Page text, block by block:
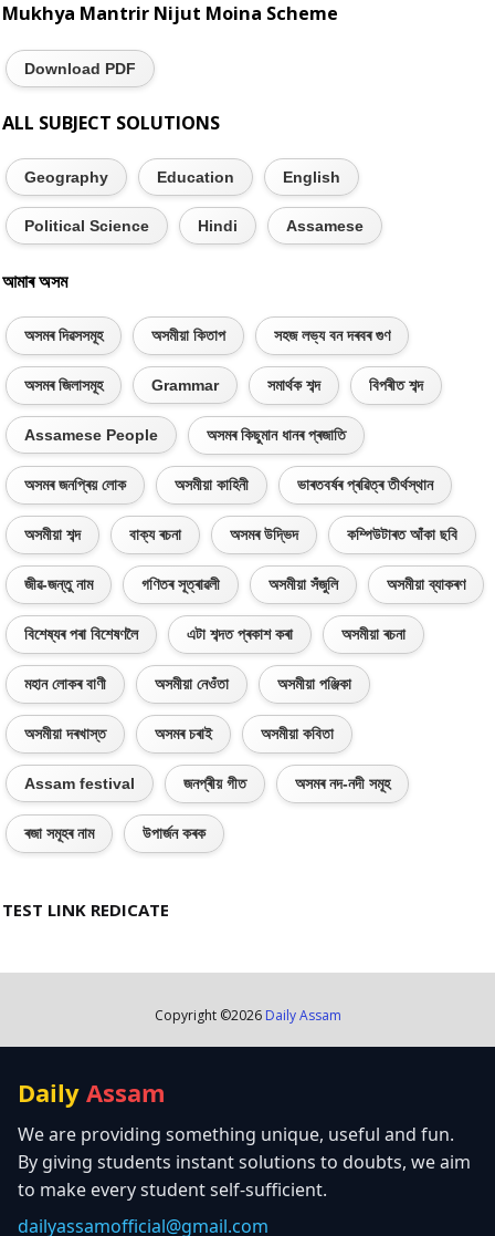
Mukhya Mantrir Nijut Moina Scheme
Download PDF
ALL SUBJECT SOLUTIONS
Geography Education English
Political Science Hindi Assamese
আমাৰ অসম
অসমৰ দিৱসসমূহ অসমীয়া কিতাপ সহজ লভ্য বন দৰবৰ গুণ
অসমৰ জিলাসমূহ Grammar সমাৰ্থক শব্দ বিপৰীত শব্দ
Assamese People অসমৰ কিছুমান ধানৰ প্ৰজাতি
অসমৰ জনপ্ৰিয় লোক অসমীয়া কাহিনী ভাৰতবৰ্ষৰ প্ৰৱিত্ৰ তীৰ্থস্থান
অসমীয়া শব্দ বাক্য ৰচনা অসমৰ উদ্ভিদ কম্পিউটাৰত আঁকা ছবি
জীৱ-জন্তু নাম গণিতৰ সূত্ৰাৱলী অসমীয়া সঁজুলি অসমীয়া ব্যাকৰণ
বিশেষ্যৰ পৰা বিশেষণলৈ এটা শব্দত প্ৰকাশ কৰা অসমীয়া ৰচনা
মহান লোকৰ বাণী অসমীয়া নেওঁতা অসমীয়া পঞ্জিকা
অসমীয়া দৰখাস্ত অসমৰ চৰাই অসমীয়া কবিতা
Assam festival জনপ্ৰীয় গীত অসমৰ নদ-নদী সমূহ
ৰজা সমূহৰ নাম উপাৰ্জন কৰক
TEST LINK REDICATE
Copyright ©2026 Daily Assam
Daily Assam
We are providing something unique, useful and fun.
By giving students instant solutions to doubts, we aim
to make every student self-sufficient.
dailyassamofficial@gmail.com